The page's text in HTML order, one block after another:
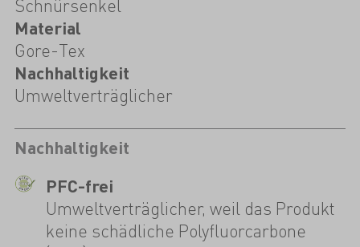
Schnürsenkel
Material
Gore-Tex
Nachhaltigkeit
Umweltverträglicher
Nachhaltigkeit
PFC-frei
Umweltverträglicher, weil das Produkt
keine schädliche Polyfluorcarbone